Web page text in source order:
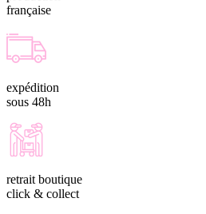
française
expédition
sous 48h
retrait boutique
click & collect